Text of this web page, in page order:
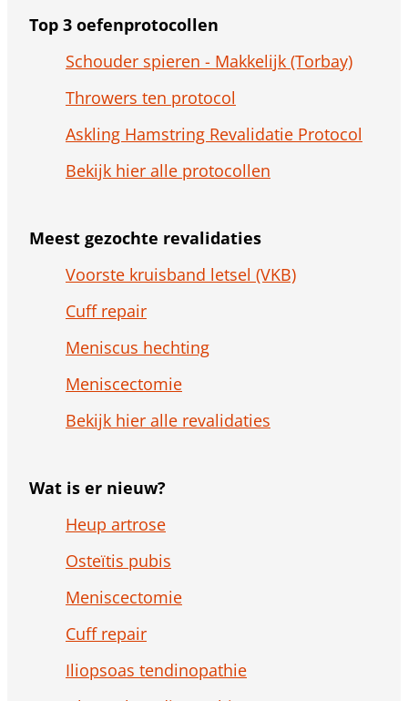
Top 3 oefenprotocollen
Schouder spieren - Makkelijk (Torbay)
Throwers ten protocol
Askling Hamstring Revalidatie Protocol
Bekijk hier alle protocollen
Meest gezochte revalidaties
Voorste kruisband letsel (VKB)
Cuff repair
Meniscus hechting
Meniscectomie
Bekijk hier alle revalidaties
Wat is er nieuw?
Heup artrose
Osteïtis pubis
Meniscectomie
Cuff repair
Iliopsoas tendinopathie